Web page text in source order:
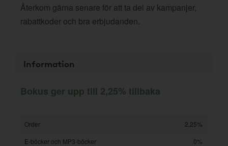
Återkom gärna senare för att ta del av kampanjer,
rabattkoder och bra erbjudanden.
Information
Bokus ger upp till 2,25% tillbaka
Order
2,25%
E-böcker och MP3-böcker
0%